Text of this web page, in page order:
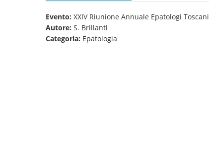
Evento: XXIV Riunione Annuale Epatologi Toscani
Autore: S. Brillanti
Categoria: Epatologia